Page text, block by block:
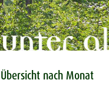
Übersicht nach Monat